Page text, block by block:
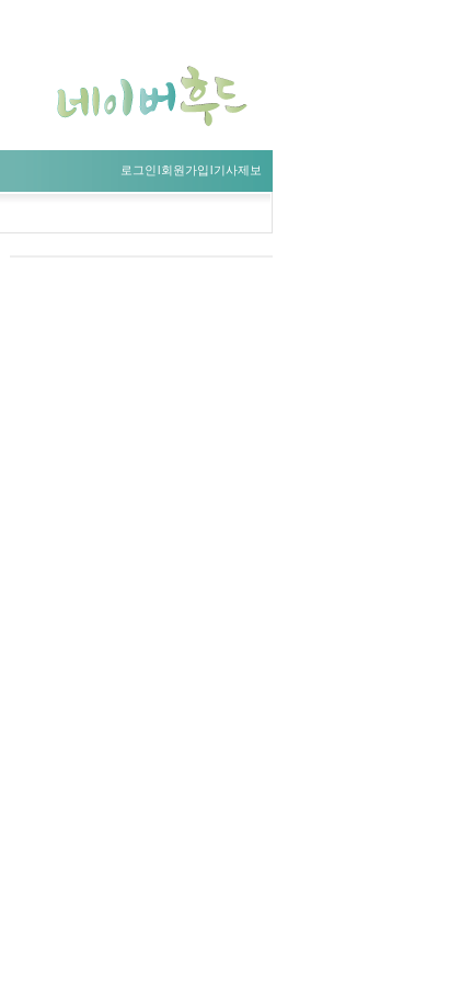
로그인l회원가입l기사제보